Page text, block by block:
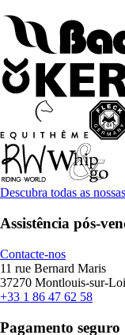
Descubra todas as
Assistência pós-
Contacte-nos
11 rue Bernard Maris
37270 Montlouis-sur-
+33 1 86 47 62 58
Pagamento seguro